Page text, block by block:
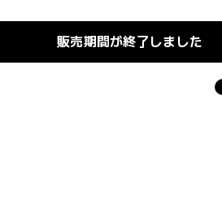
販売期間が終了しました